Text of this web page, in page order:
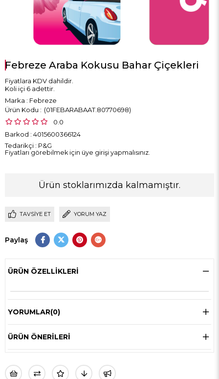
Febreze Araba Kokusu Bahar Çiçekleri
Fiyatlara KDV dahildir.
Koli içi 6 adettir.
Marka : Febreze
(01FEBARABAAT.80770698)
0.0
Barkod : 4015600366124
Tedarikçi : P&G
Fiyatları görebilmek için üye girişi yapmalısınız.
Ürün stoklarımızda kalmamıştır.
TAVSIYE ET YORUM YAZ
Paylaş
ÜRÜN ÖZELLIKLERI
YORUMLAR(0)
ÜRÜN ÖNERILERI